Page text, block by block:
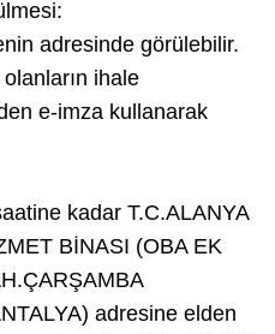
adresinde görülebilir.
ihale
e-imza kullanarak
kadar T.C.ALANYA
BİNASI (OBA EK
adresine elden